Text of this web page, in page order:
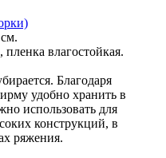
пленка влагостойкая.
Благодаря
удобно хранить в
использовать для
конструкций, в
ряжения.